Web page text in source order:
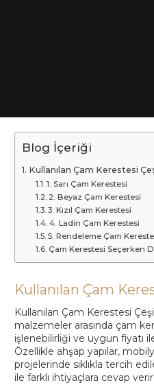
Blog İçeriği
Kullanılan Çam Kerestesi
1. Sarı Çam Kerestesi
2. Beyaz Çam Kerestesi
3. Kızıl Çam Kerestesi
4. Ladin Çam Kerestesi
5. Rendeleme Çam
Çam Kerestesi Seçerken
Kullanılan Çam
Kullanılan Çam Kerestesi
malzemeler arasında çam
işlenebilirliği ve uygun fiyatı
Özellikle ahşap yapılar,
projelerinde sıklıkla tercih
ile farklı ihtiyaçlara cevap verir.